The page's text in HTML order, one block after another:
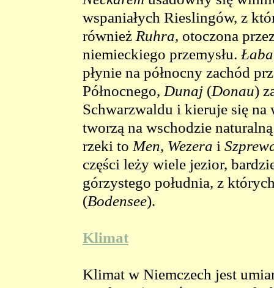
wspaniałych Rieslingów, z
również Ruhra, otoczona
niemieckiego przemysłu.Łaba
płynie na północny zachód
Północnego,Dunaj (Donau)
Schwarzwaldu i kieruje się
tworzą na wschodzie
rzeki toMen, Wezera i
części leży wiele jezior,
górzystego południa, z
(Bodensee).
Klimat
Klimat w Niemczech jest